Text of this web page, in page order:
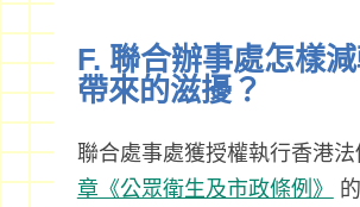
F. 聯合辦事處怎樣
帶來的滋擾？
聯合處事處獲授權執行香港法
章《公眾衛生及市政條例》